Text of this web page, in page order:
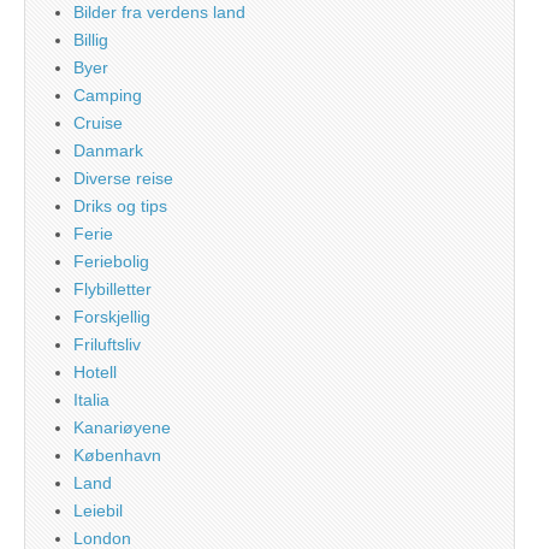
Bilder fra verdens land
Billig
Byer
Camping
Cruise
Danmark
Diverse reise
Driks og tips
Ferie
Feriebolig
Flybilletter
Forskjellig
Friluftsliv
Hotell
Italia
Kanariøyene
København
Land
Leiebil
London